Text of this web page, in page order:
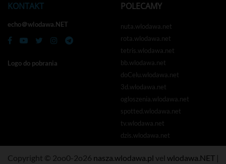
KONTAKT
echo＠wlodawa.NET
Logo do pobrania
POLECAMY
nuta.wlodawa.net
rota.wlodawa.net
tetris.wlodawa.net
bb.wlodawa.net
doCelu.wlodawa.net
3d.wlodawa.net
ogloszenia.wlodawa.net
spotted.wlodawa.net
tv.wlodawa.net
dzis.wlodawa.net
Copyright © 2oo0-2o26 nasza.wlodawa.pl vel wlodawa.NET|